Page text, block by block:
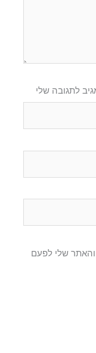
לתגובה שלי
שלי לפעם